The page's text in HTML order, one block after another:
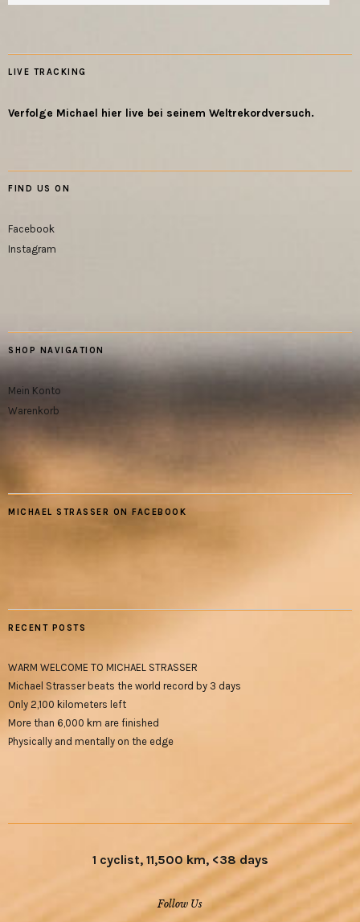
LIVE TRACKING
Verfolge Michael hier live bei seinem Weltrekordversuch.
FIND US ON
Facebook
Instagram
SHOP NAVIGATION
Mein Konto
Warenkorb
MICHAEL STRASSER ON FACEBOOK
RECENT POSTS
WARM WELCOME TO MICHAEL STRASSER
Michael Strasser beats the world record by 3 days
Only 2,100 kilometers left
More than 6,000 km are finished
Physically and mentally on the edge
1 cyclist, 11,500 km, <38 days
Follow Us